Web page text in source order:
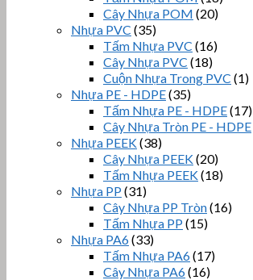
Cây Nhựa POM (20)
Nhựa PVC (35)
Tấm Nhựa PVC (16)
Cây Nhựa PVC (18)
Cuộn Nhựa Trong PVC (1)
Nhựa PE - HDPE(35)
Tấm Nhựa PE - HDPE(17)
Cây Nhựa Tròn PE - HDPE
Nhựa PEEK(38)
Cây Nhựa PEEK(20)
Tấm Nhựa PEEK(18)
Nhựa PP (31)
Cây Nhựa PP Tròn(16)
Tấm Nhựa PP (15)
Nhựa PA6(33)
Tấm Nhựa PA6(17)
Cây Nhựa PA6(16)